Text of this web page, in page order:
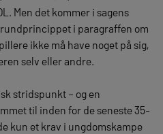
Men det kommer i sagens
i paragraffen om
ikke må have noget på sig,
selv eller andre.
stridspunkt – og en
til inden for de seneste 35-
kun et krav i ungdomskampe